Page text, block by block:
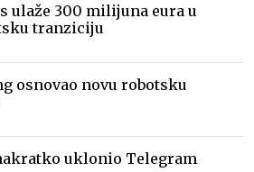
ulaže 300 milijuna eura u
tranziciju
osnovao novu robotsku
uklonio Telegram